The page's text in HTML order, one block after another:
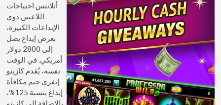
أتلانتس احتياجات
اللاعبين ذوي
الإيداعات الكبيرة،
بعرض إيداع يصل
إلى 2800 دولار
أمريكي. في الوقت
نفسه، يُقدم كازينو
إيفري جيم مكافأة
إيداع بنسبة 125%،
بالإضافة إلى كازينو